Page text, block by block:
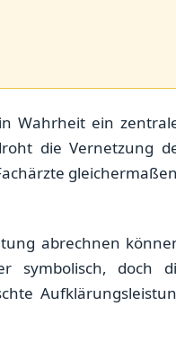
Wahrheit ein
die Vernetzung
abrechnen
symbolisch, doch